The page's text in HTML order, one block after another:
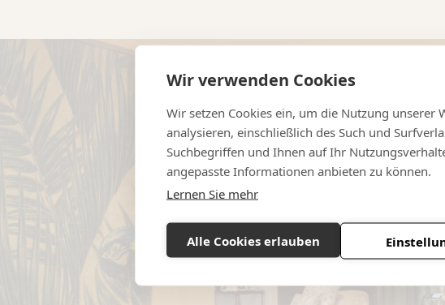
Wir verwenden Cookies
Wir setzen Cookies ein, um die Nutzung unserer
analysieren, einschließlich des Such und
Suchbegriffen und Ihnen auf Ihr
angepasste Informationen anbieten zu können.
Lernen Sie mehr
Alle Cookies erlauben